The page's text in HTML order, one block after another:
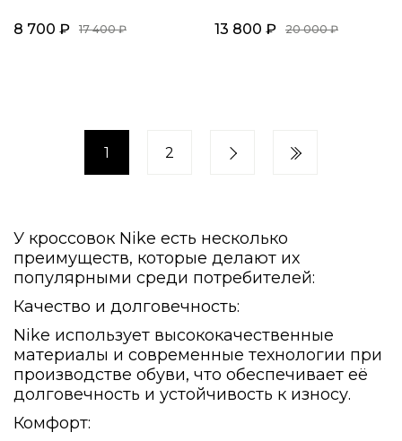
8 700 ₽ 17 400 ₽ 13 800 ₽ 20 000 ₽
1 2
У кроссовок Nike есть несколько
преимуществ, которые делают их
популярными среди потребителей:
Качество и долговечность:
Nike использует высококачественные
материалы и современные технологии при
производстве обуви, что обеспечивает её
долговечность и устойчивость к износу.
Комфорт: